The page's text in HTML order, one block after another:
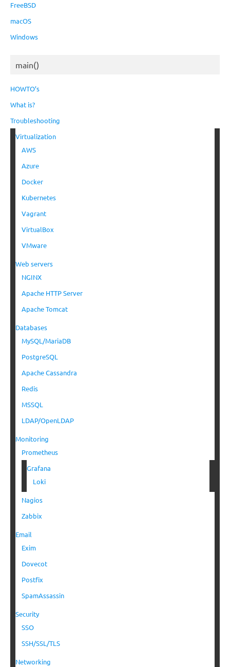
FreeBSD
macOS
Windows
main()
HOWTO’s
What is?
Troubleshooting
Virtualization
AWS
Azure
Docker
Kubernetes
Vagrant
VirtualBox
VMware
Web servers
NGINX
Apache HTTP Server
Apache Tomcat
Databases
MySQL/MariaDB
PostgreSQL
Apache Cassandra
Redis
MSSQL
LDAP/OpenLDAP
Monitoring
Prometheus
Grafana
Loki
Nagios
Zabbix
Email
Exim
Dovecot
Postfix
SpamAssassin
Security
SSO
SSH/SSL/TLS
Networking